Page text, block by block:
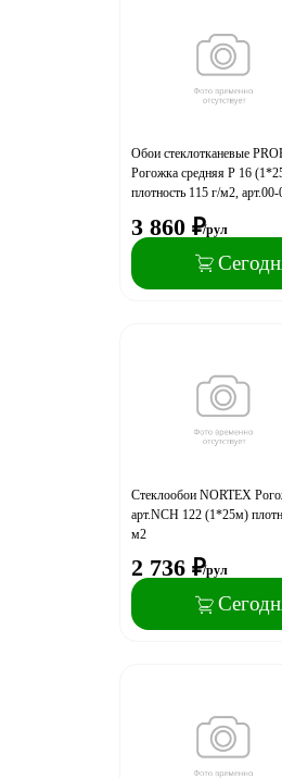
Обои стеклотканевые
Рогожка средняя Р 16
плотность 115 г/м2,
3 860 ₽/рул
Стеклообои NORTEX
арт.NCH 122 (1*25м)
м2
2 736 ₽/рул